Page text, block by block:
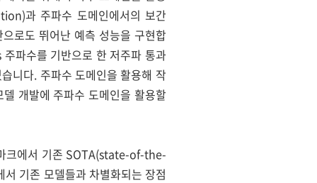
과 주파수 도메인에서의 보간
로도 뛰어난 예측 성능을 구현합
파수를 기반으로 한 저주파 통과
니다. 주파수 도메인을 활용해 작
개발에 주파수 도메인을 활용할
크에서 기존 SOTA(state-of-the-
기존 모델들과 차별화되는 장점